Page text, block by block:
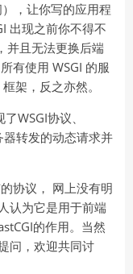
，让你写的应用程
出现之前你不得不
并且无法更换后端
有使用 WSGI 的服
架，反之亦然。
WSGI协议、
转发的动态请求并
协议， 网上没有明
认为它是用于前端
的作用。当然
问，欢迎共同讨